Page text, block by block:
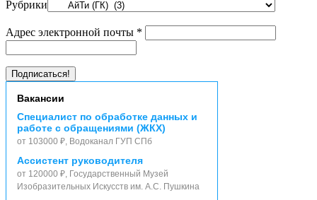
Рубрики
Адрес электронной почты *
Вакансии
Специалист по обработке данных и
работе с обращениями (ЖКХ)
от 103000 ₽, Водоканал ГУП СПб
Ассистент руководителя
от 120000 ₽, Государственный Музей
Изобразительных Искусств им. А.С. Пушкина